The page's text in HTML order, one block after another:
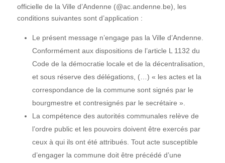
officielle de la Ville d’Andenne (@ac.andenne.be), les
conditions suivantes sont d’application :
Le présent message n’engage pas la Ville d’Andenne.
Conformément aux dispositions de l’article L 1132 du
Code de la démocratie locale et de la décentralisation,
et sous réserve des délégations, (…) « les actes et la
correspondance de la commune sont signés par le
bourgmestre et contresignés par le secrétaire ».
La compétence des autorités communales relève de
l’ordre public et les pouvoirs doivent être exercés par
ceux à qui ils ont été attribués. Tout acte susceptible
d’engager la commune doit être précédé d’une